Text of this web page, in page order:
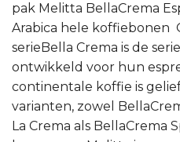
pak Melitta BellaCrema
Arabica hele koffiebonen
serieBella Crema is de
ontwikkeld voor hun
continentale koffie is
varianten, zowel
La Crema als BellaCrema